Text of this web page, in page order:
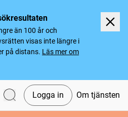
än 100 år och
visas inte längre i
på distans. Läs mer om
Logga in Om tjänsten